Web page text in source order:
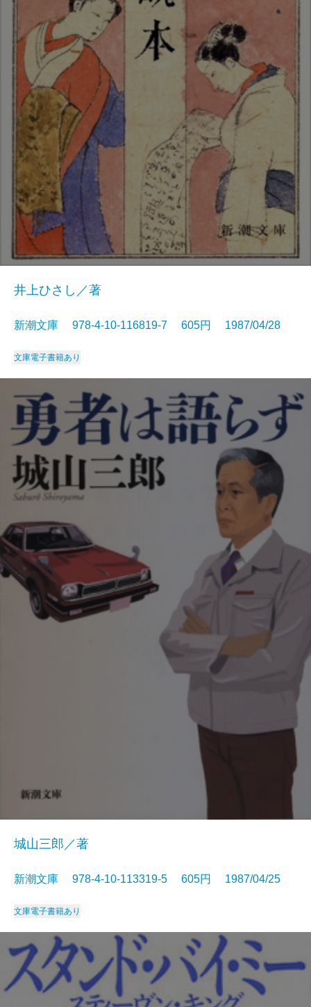
井上ひさし／著
新潮文庫 978-4-10-116819-7 605円 1987/04/28
文庫電子書籍あり
城山三郎／著
新潮文庫 978-4-10-113319-5 605円 1987/04/25
文庫電子書籍あり